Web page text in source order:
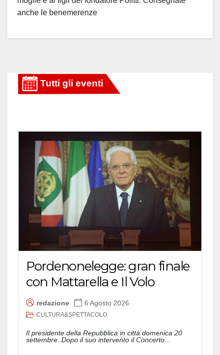
anche le benemerenze
Pordenonelegge: gran finale
con Mattarella e Il Volo
redazione 6 Agosto 2026
CULTURA&SPETTACOLO
Il presidente della Repubblica in città domenica 20
settembre. Dopo il suo intervento il Concerto...